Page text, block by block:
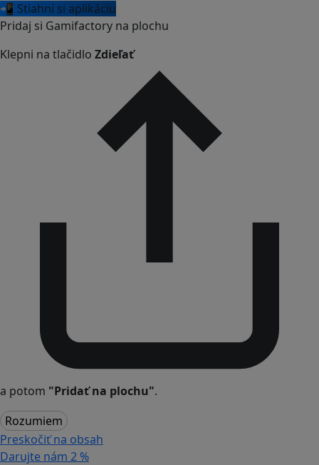
📲 Stiahni si aplikáciu
Pridaj si Gamifactory na plochu
Klepni na tlačidlo Zdieľať
a potom "Pridať na plochu".
Rozumiem
Preskočiť na obsah
Darujte nám 2 %